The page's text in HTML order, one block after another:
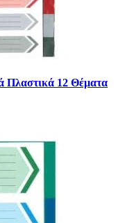
Πλαστικά 12 Θέματα